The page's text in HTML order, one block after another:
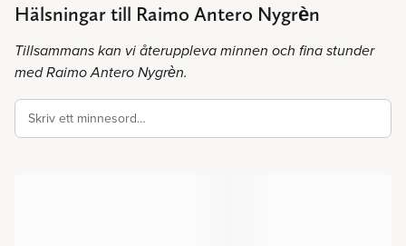
Hälsningar till Raimo Antero Nygrèn
Tillsammans kan vi återuppleva minnen och fina stunder
med Raimo Antero Nygrèn.
Skriv ett minnesord…